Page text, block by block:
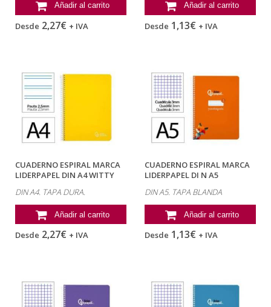
Añadir al carrito
Desde 2,27€ + IVA
Añadir al carrito
Desde 1,13€ + IVA
CUADERNO ESPIRAL MARCA
LIDERPAPEL DIN A4 WITTY
DIN A4. TAPA DURA.
Añadir al carrito
Desde 2,27€ + IVA
CUADERNO ESPIRAL MARCA
LIDERPAPEL DI N A5
DIN A5. TAPA BLANDA
Añadir al carrito
Desde 1,13€ + IVA